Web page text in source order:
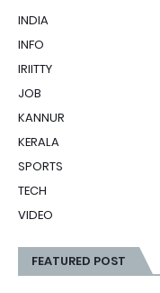
INDIA
INFO
IRIITTY
JOB
KANNUR
KERALA
SPORTS
TECH
VIDEO
FEATURED POST